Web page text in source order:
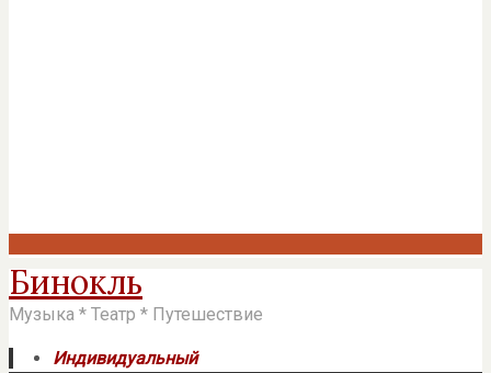
Бинокль
Музыка * Театр * Путешествие
Индивидуальный